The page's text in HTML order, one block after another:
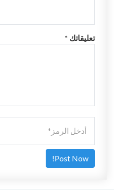
تعليقاتك *